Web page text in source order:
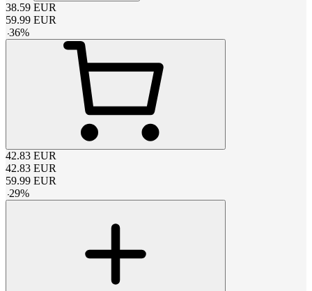
38.59 EUR
59.99 EUR
-36%
42.83 EUR
42.83 EUR
59.99 EUR
-29%